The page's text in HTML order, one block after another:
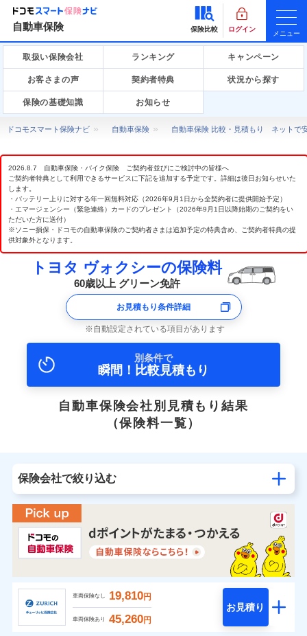
自動車保険 保険比較 ログイン
メニュー
取扱い保険会社 ランキング キャンペーン
お客さまの声 契約者特典 状況から探す
保険の基礎知識 お知らせ
ドコモスマート保険ナビ 自動車保険 自動車保険 比較・見積もり ネットで
2026.8.7 自動車保険・バイク保険 ご契約者並びにご検討中の皆様へ
ご契約者特典として利用できるサービスに下記を追加する予定です。詳細は後日お知らせいた
します。
・バッテリー上りに対する年一回無料対応（2026年9月1日から全契約者に提供開始予定）
・エマージェンシー（緊急連絡）カードのプレゼント（2026年9月1日以降始期のご契約をい
ただいた方に送付）
※ソニー損保・ドコモの自動車保険のご契約者さまは追加予定の特典含め、ご契約者特典の提
供対象外となります。
トヨタ ヴォクシーの保険料
60歳以上 グリーン免許
お見積もり条件詳細
自動設定されている項目があります
別条件で
瞬間！比較見積もり
自動車保険会社別見積もり結果
（保険料一覧）
保険会社で絞り込む
車両保険なし 19,810円
車両保険あり 45,260円
お見積り